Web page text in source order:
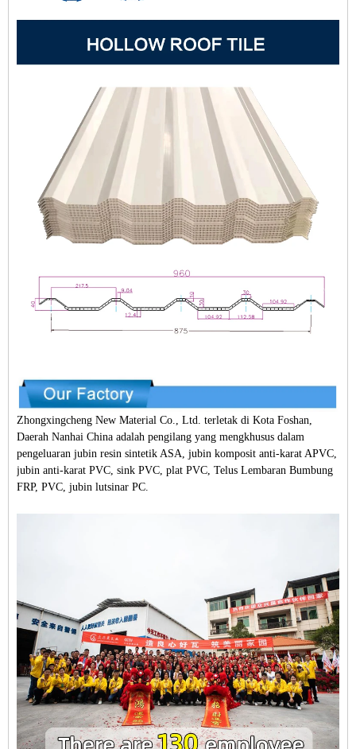
Zhongxingcheng New Material Co., Ltd. terletak di Kota Foshan,
Daerah Nanhai China adalah pengilang yang mengkhusus dalam
pengeluaran jubin resin sintetik ASA, jubin komposit anti-karat APVC,
jubin anti-karat PVC, sink PVC, plat PVC, Telus Lembaran Bumbung
FRP, PVC, jubin lutsinar PC.